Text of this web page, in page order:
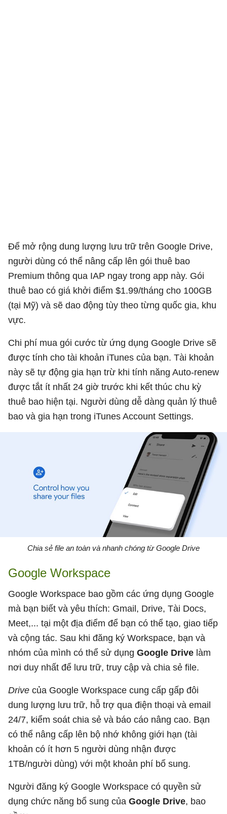
Để mở rộng dung lượng lưu trữ trên Google Drive,
người dùng có thể nâng cấp lên gói thuê bao
Premium thông qua IAP ngay trong app này. Gói
thuê bao có giá khởi điểm $1.99/tháng cho 100GB
(tại Mỹ) và sẽ dao động tùy theo từng quốc gia, khu
vực.
Chi phí mua gói cước từ ứng dụng Google Drive sẽ
được tính cho tài khoản iTunes của bạn. Tài khoản
này sẽ tự động gia hạn trừ khi tính năng Auto-renew
được tắt ít nhất 24 giờ trước khi kết thúc chu kỳ
thuê bao hiện tại. Người dùng dễ dàng quản lý thuê
bao và gia hạn trong iTunes Account Settings.
Chia sẻ file an toàn và nhanh chóng từ Google Drive
Google Workspace
Google Workspace bao gồm các ứng dụng Google
mà bạn biết và yêu thích: Gmail, Drive, Tài Docs,
Meet,... tại một địa điểm để bạn có thể tạo, giao tiếp
và cộng tác. Sau khi đăng ký Workspace, bạn và
nhóm của mình có thể sử dụng Google Drive làm
nơi duy nhất để lưu trữ, truy cập và chia sẻ file.
Drive của Google Workspace cung cấp gấp đôi
dung lượng lưu trữ, hỗ trợ qua điện thoại và email
24/7, kiểm soát chia sẻ và báo cáo nâng cao. Bạn
có thể nâng cấp lên bộ nhớ không giới hạn (tài
khoản có ít hơn 5 người dùng nhận được
1TB/người dùng) với một khoản phí bổ sung.
Người đăng ký Google Workspace có quyền sử
dụng chức năng bổ sung của Google Drive, bao